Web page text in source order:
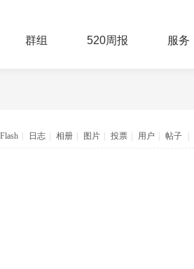
群组 520周报 服务
Flash 日志 相册 图片 投票 用户 帖子